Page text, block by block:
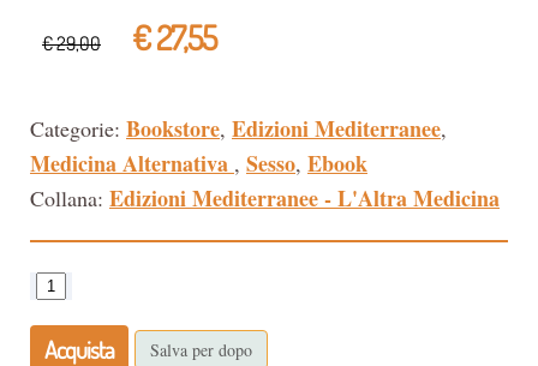
€ 29,00 € 27,55
Categorie: Bookstore, Edizioni Mediterranee,
Medicina Alternativa , Sesso, Ebook
Collana: Edizioni Mediterranee - L'Altra Medicina
Acquista Salva per dopo